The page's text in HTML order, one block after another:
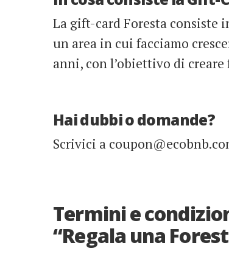
La gift-card Foresta consiste
un area in cui facciamo
anni, con l’obiettivo di
Hai dubbi o domande?
Scrivici a
Termini e
“Regala una